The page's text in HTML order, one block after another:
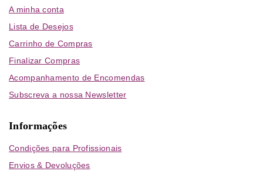
A minha conta
Lista de Desejos
Carrinho de Compras
Finalizar Compras
Acompanhamento de Encomendas
Subscreva a nossa Newsletter
Informações
Condições para Profissionais
Envios & Devoluções